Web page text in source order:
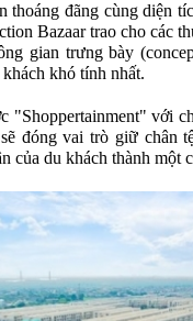
thoáng đãng cùng diện
Bazaar trao cho các
gian trưng bày
khó tính nhất.
"Shoppertainment" với
đóng vai trò giữ chân
của du khách thành một